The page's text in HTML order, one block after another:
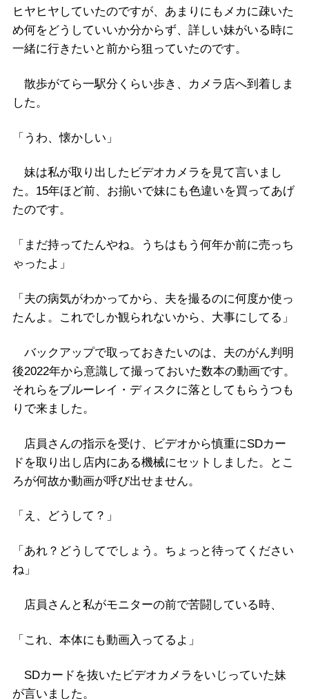
ヒヤヒヤしていたのですが、あまりにもメカに疎いた
め何をどうしていいか分からず、詳しい妹がいる時に
一緒に行きたいと前から狙っていたのです。
散歩がてら一駅分くらい歩き、カメラ店へ到着しま
した。
「うわ、懐かしい」
妹は私が取り出したビデオカメラを見て言いまし
た。15年ほど前、お揃いで妹にも色違いを買ってあげ
たのです。
「まだ持ってたんやね。うちはもう何年か前に売っち
ゃったよ」
「夫の病気がわかってから、夫を撮るのに何度か使っ
たんよ。これでしか観られないから、大事にしてる」
バックアップで取っておきたいのは、夫のがん判明
後2022年から意識して撮っておいた数本の動画です。
それらをブルーレイ・ディスクに落としてもらうつも
りで来ました。
店員さんの指示を受け、ビデオから慎重にSDカー
ドを取り出し店内にある機械にセットしました。とこ
ろが何故か動画が呼び出せません。
「え、どうして？」
「あれ？どうしてでしょう。ちょっと待ってください
ね」
店員さんと私がモニターの前で苦闘している時、
「これ、本体にも動画入ってるよ」
SDカードを抜いたビデオカメラをいじっていた妹
が言いました。